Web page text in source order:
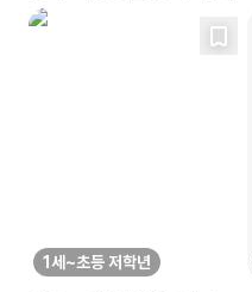
1세~초등 저학년